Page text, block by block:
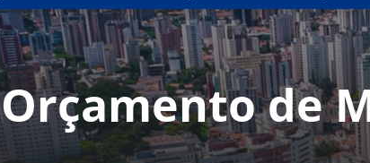
Orçamento de